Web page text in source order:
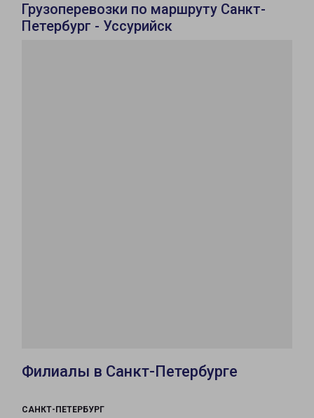
Грузоперевозки по маршруту Санкт-
Петербург - Уссурийск
Филиалы в Санкт-Петербурге
САНКТ-ПЕТЕРБУРГ